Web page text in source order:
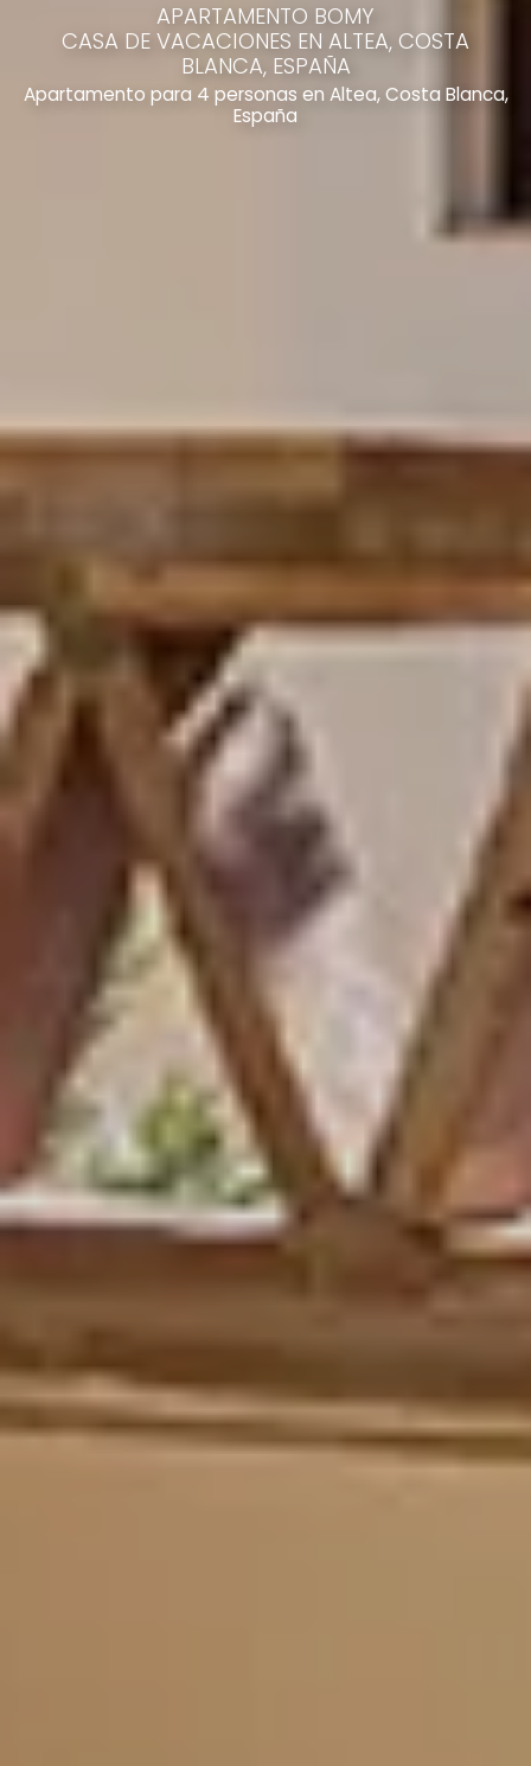
APARTAMENTO BOMY
CASA DE VACACIONES EN ALTEA, COSTA
BLANCA, ESPAÑA
Apartamento para 4 personas en Altea, Costa Blanca,
España